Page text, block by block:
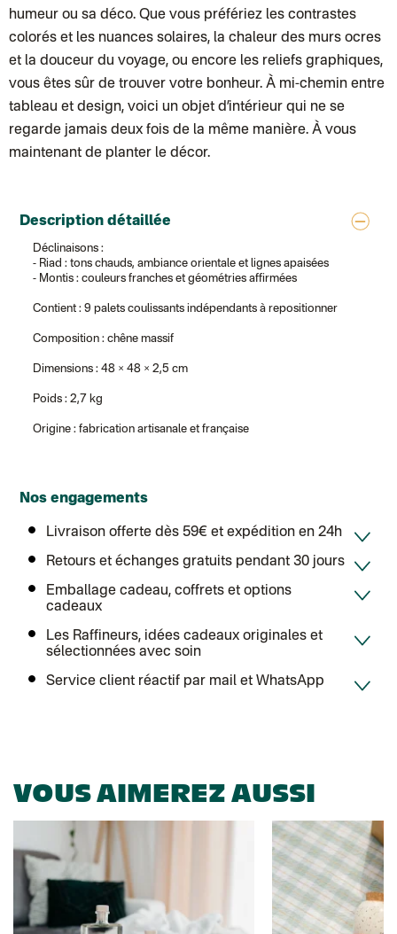
Colissimo suivi (expédition Cheer Moda)
Colis suivi (DPD)
Colissimo suivi (expédition June & Jane)
Colissimo suivi (expédition Toi-même)
Lettre suivie (expédition par Noémie, la créatrice)
Colissimo suivi (expédition Minoe)
Lettre suivie (expédition April Eleven)
Lettre suivie (expédition Les mots doux)
Colissimo suivi (expédition Papier Curieux)
Colis suivi (expédition Loia)
Colissimo personnalisé
Colissimo suivi (expédition Connoisseur)
Colis suivi GLS (expédition Tikino)
Colissimo suivi (expédition April Eleven)
Lettre prioritaire
: Livraison sous 7 jours
Chronopost International
Chronopost - Livraison express à domicile
Colissimo suivi (expédition Toi-même)
Colissimo suivi (expédition April Eleven)
Lettre prioritaire
Chronopost International
humeur ou sa déco. Que vous préfériez les contrastes
colorés et les nuances solaires, la chaleur des murs ocres
et la douceur du voyage, ou encore les reliefs graphiques,
vous êtes sûr de trouver votre bonheur. À mi-chemin entre
tableau et design, voici un objet d’intérieur qui ne se
regarde jamais deux fois de la même manière. À vous
maintenant de planter le décor.
Description détaillée
Déclinaisons :
- Riad : tons chauds, ambiance orientale et lignes apaisées
- Montis : couleurs franches et géométries affirmées
Contient : 9 palets coulissants indépendants à repositionner
Composition : chêne massif
Dimensions : 48 × 48 × 2,5 cm
Poids : 2,7 kg
Origine : fabrication artisanale et française
Nos engagements
Livraison offerte dès 59€ et expédition en 24h
Retours et échanges gratuits pendant 30 jours
Emballage cadeau, coffrets et options
cadeaux
Les Raffineurs, idées cadeaux originales et
sélectionnées avec soin
Service client réactif par mail et WhatsApp
VOUS AIMEREZ AUSSI